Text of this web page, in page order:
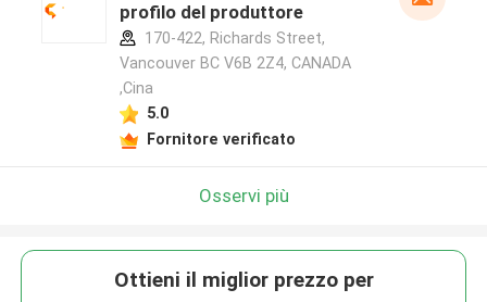
profilo del produttore
170-422, Richards Street,
Vancouver BC V6B 2Z4, CANADA
,Cina
5.0
Fornitore verificato
Osservi più
Ottieni il miglior prezzo per